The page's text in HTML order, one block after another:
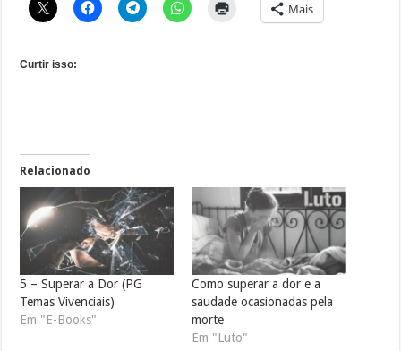
Mais
Curtir isso:
Relacionado
5 – Superar a Dor (PG
Temas Vivenciais)
Em "E-Books"
Como superar a dor e a
saudade ocasionadas pela
morte
Em "Luto"